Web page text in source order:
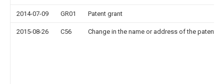
2014-07-09 GR01 Patent grant
2015-08-26 C56 Change in the name or address of the patentee